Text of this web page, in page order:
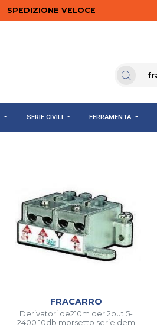
SPEDIZIONE VELOCE
SERIE CIVILI FERRAMENTA
FRACARRO
Derivatori de210m der 2out 5-
2400 10db morsetto serie dem